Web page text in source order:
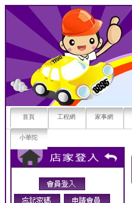
首頁 工程網 家事網
小華陀